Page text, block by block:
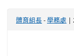
體育組長-學務處 |